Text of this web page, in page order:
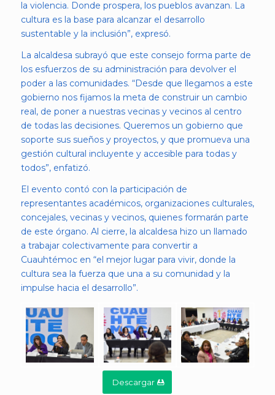
la violencia. Donde prospera, los pueblos avanzan. La
cultura es la base para alcanzar el desarrollo
sustentable y la inclusión”, expresó.
La alcaldesa subrayó que este consejo forma parte de
los esfuerzos de su administración para devolver el
poder a las comunidades. “Desde que llegamos a este
gobierno nos fijamos la meta de construir un cambio
real, de poner a nuestras vecinas y vecinos al centro
de todas las decisiones. Queremos un gobierno que
soporte sus sueños y proyectos, y que promueva una
gestión cultural incluyente y accesible para todas y
todos”, enfatizó.
El evento contó con la participación de
representantes académicos, organizaciones culturales,
concejales, vecinas y vecinos, quienes formarán parte
de este órgano. Al cierre, la alcaldesa hizo un llamado
a trabajar colectivamente para convertir a
Cuauhtémoc en “el mejor lugar para vivir, donde la
cultura sea la fuerza que una a su comunidad y la
impulse hacia el desarrollo”.
Descargar